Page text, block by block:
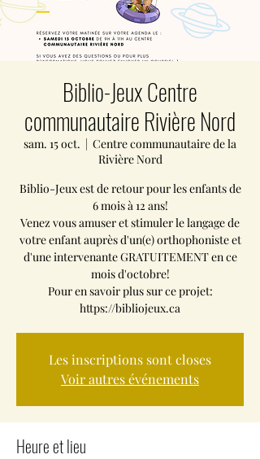
Biblio-Jeux Centre
communautaire Rivière Nord
sam. 15 oct.
  |
Centre communautaire de la
Rivière Nord
Biblio-Jeux est de retour pour les enfants de
6 mois à 12 ans!
Venez vous amuser et stimuler le langage de
votre enfant auprès d'un(e) orthophoniste et
d'une intervenante GRATUITEMENT en ce
mois d'octobre!
Pour en savoir plus sur ce projet:
https://bibliojeux.ca
Les inscriptions sont closes
Voir autres événements
Heure et lieu